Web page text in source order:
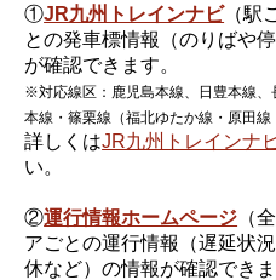
①JR九州トレインナビ（駅
との発車標情報（のりばや
が確認できます。
※対応線区：鹿児島本線、日豊本線
本線・篠栗線（福北ゆたか線・原田
詳しくはJR九州トレインナ
い。
②運行情報ホームページ （
アごとの運行情報（遅延状
休など）の情報が確認できま